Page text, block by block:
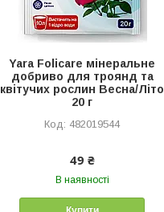
Yara Folicare мінеральне
добриво для троянд та
квітучих рослин Весна/Літо
20 г
482019544
49 ₴
В наявності